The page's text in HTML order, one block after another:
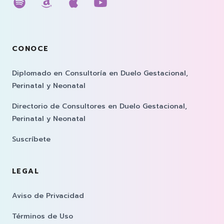
CONOCE
Diplomado en Consultoría en Duelo Gestacional,
Perinatal y Neonatal
Directorio de Consultores en Duelo Gestacional,
Perinatal y Neonatal
Suscríbete
LEGAL
Aviso de Privacidad
Términos de Uso